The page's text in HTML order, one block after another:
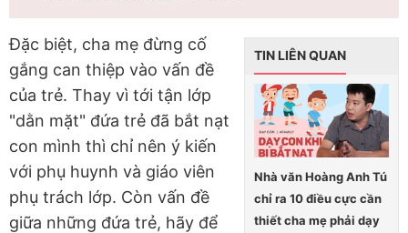
TIN LIÊN QUAN
Nhà văn Hoàng Anh Tú
chỉ ra 10 điều cực cần
thiết cha mẹ phải dạy
Đặc biệt, cha mẹ đừng cố
gắng can thiệp vào vấn đề
của trẻ. Thay vì tới tận lớp
"dằn mặt" đứa trẻ đã bắt nạt
con mình thì chỉ nên ý kiến
với phụ huynh và giáo viên
phụ trách lớp. Còn vấn đề
giữa những đứa trẻ, hãy để